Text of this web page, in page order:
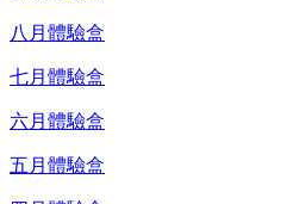
八月體驗盒
七月體驗盒
六月體驗盒
五月體驗盒